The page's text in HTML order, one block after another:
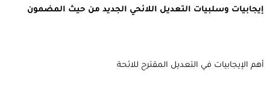
إيجابيات وسلبيات التعديل اللائحي الجديد من حيث المضمون
أهم الإيجابيات في التعديل المقترح للائحة